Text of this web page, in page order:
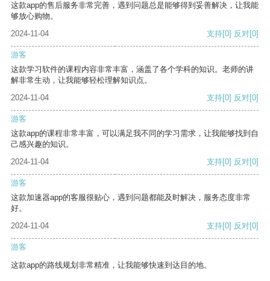
这款app的售后服务非常完善，遇到问题总是能够得到妥善解决，让我能
够放心购物。
2024-11-04
支持[0] 反对[0]
游客
这款学习软件的课程内容非常丰富，涵盖了各个学科的知识。老师的讲
解非常生动，让我能够轻松理解知识点。
2024-11-04
支持[0] 反对[0]
游客
这款app的课程非常丰富，可以满足我不同的学习需求，让我能够找到自
己感兴趣的知识。
2024-11-04
支持[0] 反对[0]
游客
这款加速器app的客服很贴心，遇到问题都能及时解决，服务态度非常
好。
2024-11-04
支持[0] 反对[0]
游客
这款app的路线规划非常精准，让我能够快速到达目的地。